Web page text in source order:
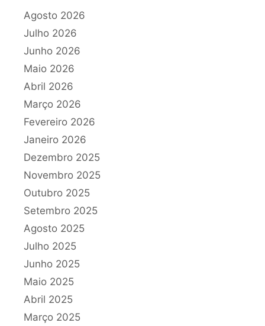
Agosto 2026
Julho 2026
Junho 2026
Maio 2026
Abril 2026
Março 2026
Fevereiro 2026
Janeiro 2026
Dezembro 2025
Novembro 2025
Outubro 2025
Setembro 2025
Agosto 2025
Julho 2025
Junho 2025
Maio 2025
Abril 2025
Março 2025